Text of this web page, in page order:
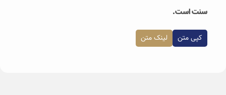
سنت است.
کپی متن لینک متن